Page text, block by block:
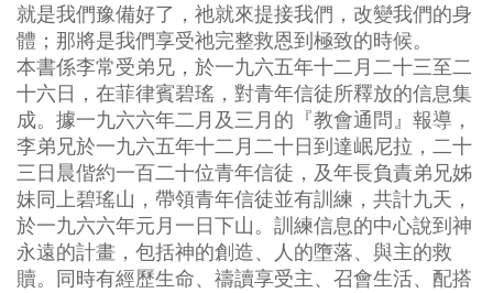
就是我們豫備好了，祂就來提接我們，改變我們的身
體；那將是我們享受祂完整救恩到極致的時候。
本書係李常受弟兄，於一九六五年十二月二十三至二
十六日，在菲律賓碧瑤，對青年信徒所釋放的信息集
成。據一九六六年二月及三月的『教會通問』報導，
李弟兄於一九六五年十二月二十日到達岷尼拉，二十
三日晨偕約一百二十位青年信徒，及年長負責弟兄姊
妹同上碧瑤山，帶領青年信徒並有訓練，共計九天，
於一九六六年元月一日下山。訓練信息的中心說到神
永遠的計畫，包括神的創造、人的墮落、與主的救
贖。同時有經歷生命、禱讀享受主、召會生活、配搭